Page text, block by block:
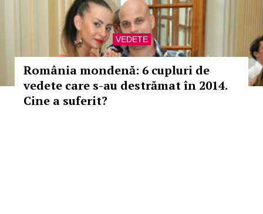
VEDETE
România mondenă: 6 cupluri de
vedete care s-au destrămat în 2014.
Cine a suferit?